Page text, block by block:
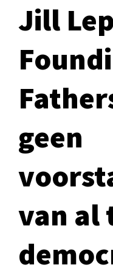
Jill
geen
van al